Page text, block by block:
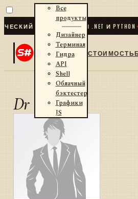
ТРЕЙДИНГ ДЛЯ .NET И PYTHON✦
Все
продукты
Дизайнер
Терминал
Гидра
API
Shell
Облачный
бэктестер
Графики
JS
СТОИМОСТЬ
Dr Volk